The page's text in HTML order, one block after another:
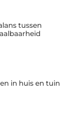
tussen
in huis en tuin